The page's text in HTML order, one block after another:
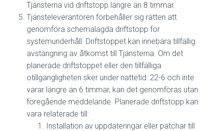
Tjänsterna vid driftstopp längre än 8 timmar.
Tjänsteleverantören förbehåller sig rätten att
genomföra schemalagda driftstopp för
systemunderhåll. Driftstoppet kan innebära tillfällig
avstängning av åtkomst till Tjänsterna. Om det
planerade driftstoppet eller den tillfälliga
otillgängligheten sker under nattetid: 22-6 och inte
varar längre än 6 timmar, kan det genomföras utan
föregående meddelande. Planerade driftstopp kan
vara relaterade till:
Installation av uppdateringar eller patchar till